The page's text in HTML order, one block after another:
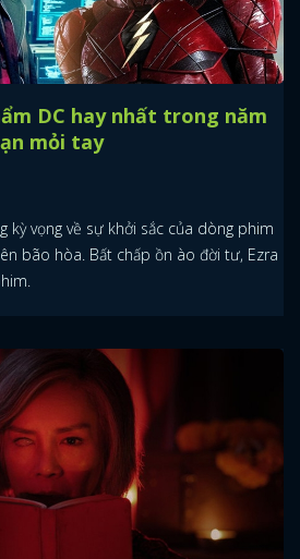
DC hay nhất trong năm
mỏi tay
kỳ vọng về sự khởi sắc của dòng phim
bão hòa. Bất chấp ồn ào đời tư, Ezra